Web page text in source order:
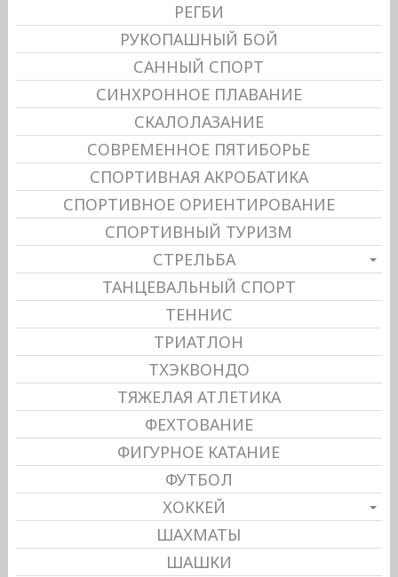
РЕГБИ
РУКОПАШНЫЙ БОЙ
САННЫЙ СПОРТ
СИНХРОННОЕ ПЛАВАНИЕ
СКАЛОЛАЗАНИЕ
СОВРЕМЕННОЕ ПЯТИБОРЬЕ
СПОРТИВНАЯ АКРОБАТИКА
СПОРТИВНОЕ ОРИЕНТИРОВАНИЕ
СПОРТИВНЫЙ ТУРИЗМ
СТРЕЛЬБА
ТАНЦЕВАЛЬНЫЙ СПОРТ
ТЕННИС
ТРИАТЛОН
ТХЭКВОНДО
ТЯЖЕЛАЯ АТЛЕТИКА
ФЕХТОВАНИЕ
ФИГУРНОЕ КАТАНИЕ
ФУТБОЛ
ХОККЕЙ
ШАХМАТЫ
ШАШКИ